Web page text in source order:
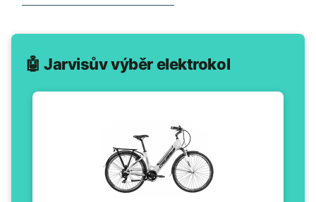
🤖 Jarvisův výběr elektrokol